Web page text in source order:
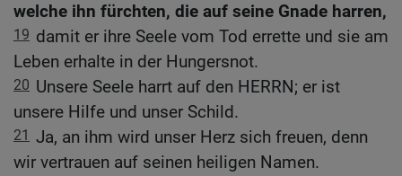
welche ihn fürchten, die auf seine Gnade harren,
19 damit er ihre Seele vom Tod errette und sie am
Leben erhalte in der Hungersnot.
20 Unsere Seele harrt auf den HERRN; er ist
unsere Hilfe und unser Schild.
21 Ja, an ihm wird unser Herz sich freuen, denn
wir vertrauen auf seinen heiligen Namen.